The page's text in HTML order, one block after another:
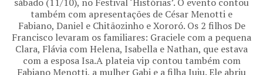
também com apresentações de César Menotti e
Fabiano, Daniel e Chitãozinho e Xororó. Os 2 filhos De
Francisco levaram os familiares: Graciele com a pequena
Clara, Flávia com Helena, Isabella e Nathan, que estava
com a esposa Isa.A plateia vip contou também com
Fabiano Menotti, a mulher Gabi e a filha Juju. Ele abriu